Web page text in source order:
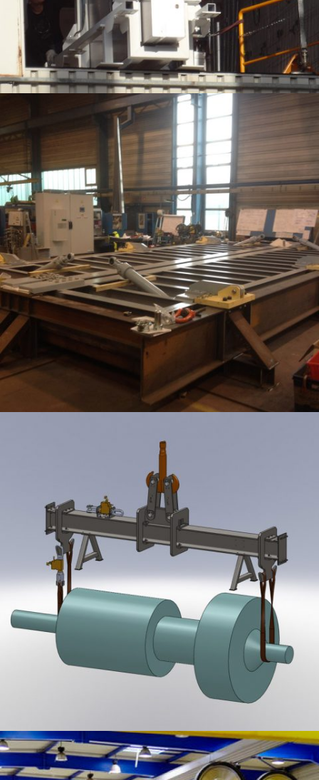
CHÂSSIS POUR MANUTENTION D’UNE PORTE LOURDE
PALONNIER CMU 16T